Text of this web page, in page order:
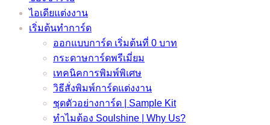
ไอเดียแต่งงาน
เริ่มต้นทำการ์ด
ออกแบบการ์ด เริ่มต้นที่ 0 บาท
กระดาษการ์ดพรีเมี่ยม
เทคนิคการพิมพ์พิเศษ
วิธีสั่งพิมพ์การ์ดแต่งงาน
ชุดตัวอย่างการ์ด | Sample Kit
ทำไมต้อง Soulshine | Why Us?